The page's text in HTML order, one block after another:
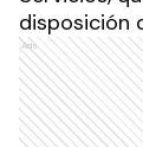
disposición
Ads